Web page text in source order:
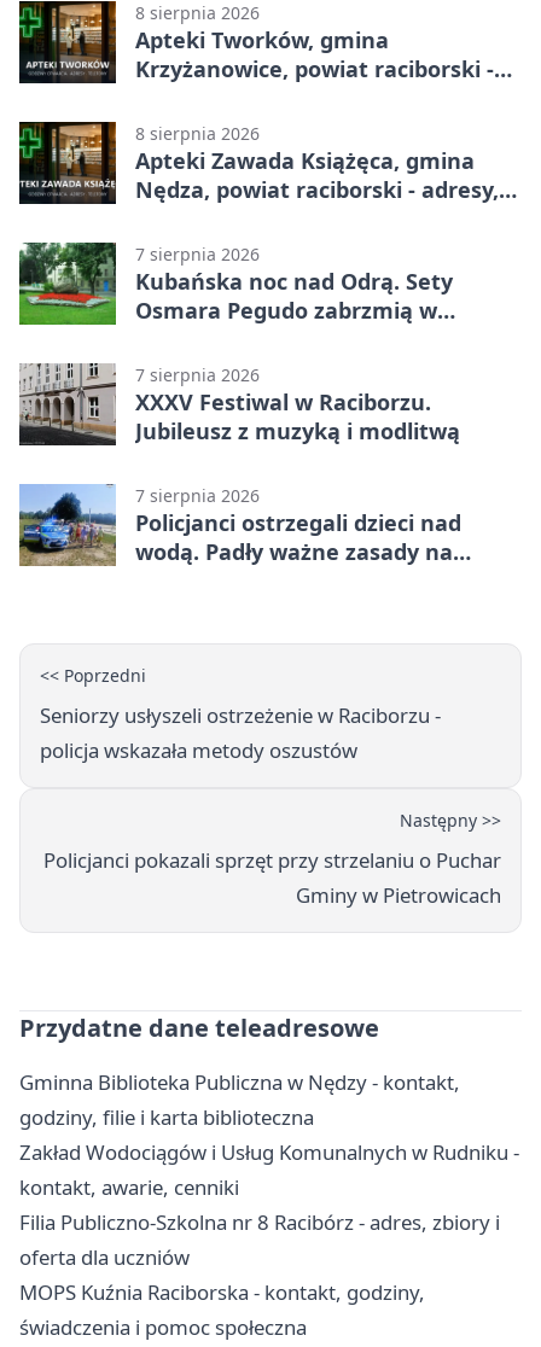
8 sierpnia 2026
Apteki Tworków, gmina
Krzyżanowice, powiat raciborski -
8 sierpnia 2026
Apteki Zawada Książęca, gmina
Nędza, powiat raciborski - adresy,
7 sierpnia 2026
Kubańska noc nad Odrą. Sety
Osmara Pegudo zabrzmią w
7 sierpnia 2026
XXXV Festiwal w Raciborzu.
Jubileusz z muzyką i modlitwą
7 sierpnia 2026
Policjanci ostrzegali dzieci nad
wodą. Padły ważne zasady na
<< Poprzedni
Seniorzy usłyszeli ostrzeżenie w Raciborzu -
policja wskazała metody oszustów
Następny >>
Policjanci pokazali sprzęt przy strzelaniu o Puchar
Gminy w Pietrowicach
Przydatne dane teleadresowe
Gminna Biblioteka Publiczna w Nędzy - kontakt,
godziny, filie i karta biblioteczna
Zakład Wodociągów i Usług Komunalnych w Rudniku -
kontakt, awarie, cenniki
Filia Publiczno-Szkolna nr 8 Racibórz - adres, zbiory i
oferta dla uczniów
MOPS Kuźnia Raciborska - kontakt, godziny,
świadczenia i pomoc społeczna